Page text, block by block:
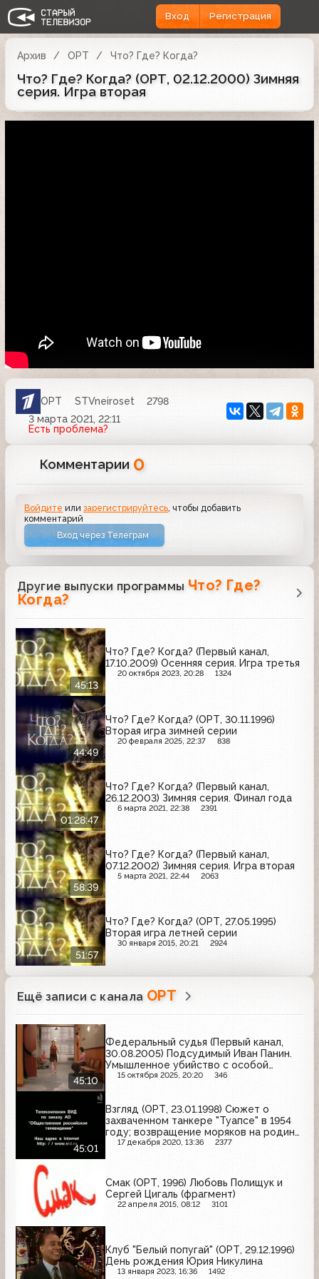
Вход Регистрация
Архив ОРТ Что? Где? Когда?
Что? Где? Когда? (ОРТ, 02.12.2000) Зимняя
серия. Игра вторая
ОРТ STVneiroset
2798
3 марта 2021, 22:11
Есть проблема?
Комментарии 0
Войдите илизарегистрируйтесь , чтобы добавить
комментарий
Вход через Телеграм
Другие выпуски программы Что? Где?
Когда?
45:13
Что? Где? Когда? (Первый канал,
17.10.2009) Осенняя серия. Игра третья
20 октября 2023, 20:28 1324
44:49
Что? Где? Когда? (ОРТ, 30.11.1996)
Вторая игра зимней серии
20 февраля 2025, 22:37 838
01:28:47
Что? Где? Когда? (Первый канал,
26.12.2003) Зимняя серия. Финал года
6 марта 2021, 22:38 2391
58:39
Что? Где? Когда? (Первый канал,
07.12.2002) Зимняя серия. Игра вторая
5 марта 2021, 22:44 2063
51:57
Что? Где? Когда? (ОРТ, 27.05.1995)
Вторая игра летней серии
30 января 2015, 20:21 2924
Ещё записи с канала ОРТ
45:10
Федеральный судья (Первый канал,
30.08.2005) Подсудимый Иван Панин.
Умышленное убийство с особой
жестокостью (п. "д", ч.2, ст.105 УК РФ)
15 октября 2025, 20:20 346
45:01
Взгляд (ОРТ, 23.01.1998) Сюжет о
захваченном танкере "Туапсе" в 1954
году; возвращение моряков на родину,
встреча с родными в аэропорту
17 декабря 2020, 13:36 2377
Смак (ОРТ, 1996) Любовь Полищук и
Сергей Цигаль (фрагмент)
22 апреля 2015, 08:12 3101
Клуб "Белый попугай" (ОРТ, 29.12.1996)
День рождения Юрия Никулина
13 января 2023, 16:36 1492